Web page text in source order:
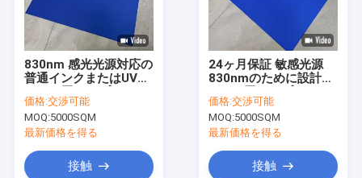
830nm 感光光源対応の
普通インクまたはUVイ
価格:交渉可能
MOQ:5000SQM
最新価格を得る
接触
24ヶ月保証 敏感光源
830nmのために設計さ
価格:交渉可能
MOQ:5000SQM
最新価格を得る
接触